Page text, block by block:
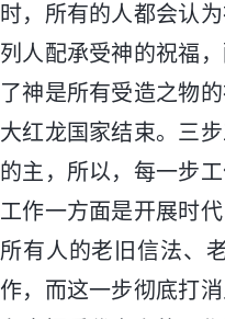
时，所有的人都会认
列人配承受神的祝福
了神是所有受造之物
大红龙国家结束。三
的主，所以，每一步
工作一方面是开展时
所有人的老旧信法、
作，而这一步彻底打